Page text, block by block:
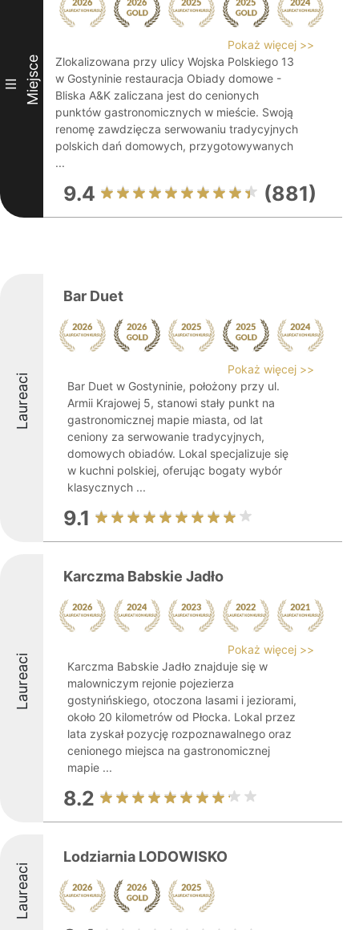
III Miejsce
Pokaż więcej >>
Zlokalizowana przy ulicy Wojska Polskiego 13
w Gostyninie restauracja Obiady domowe -
Bliska A&K zaliczana jest do cenionych
punktów gastronomicznych w mieście. Swoją
renomę zawdzięcza serwowaniu tradycyjnych
polskich dań domowych, przygotowywanych
...
9.4 (881)
Laureaci
Bar Duet
Pokaż więcej >>
Bar Duet w Gostyninie, położony przy ul.
Armii Krajowej 5, stanowi stały punkt na
gastronomicznej mapie miasta, od lat
ceniony za serwowanie tradycyjnych,
domowych obiadów. Lokal specjalizuje się
w kuchni polskiej, oferując bogaty wybór
klasycznych ...
9.1
Laureaci
Karczma Babskie Jadło
Pokaż więcej >>
Karczma Babskie Jadło znajduje się w
malowniczym rejonie pojezierza
gostynińskiego, otoczona lasami i jeziorami,
około 20 kilometrów od Płocka. Lokal przez
lata zyskał pozycję rozpoznawalnego oraz
cenionego miejsca na gastronomicznej
mapie ...
8.2
Laureaci
Lodziarnia LODOWISKO